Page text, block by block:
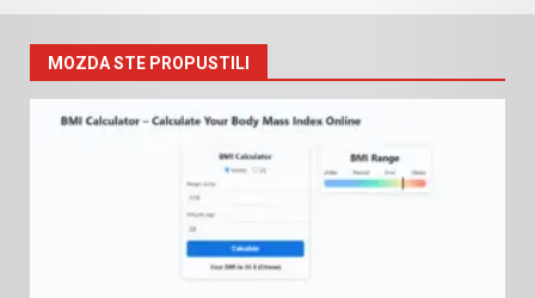
MOZDA STE PROPUSTILI